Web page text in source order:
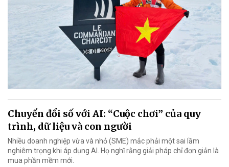
Chuyển đổi số với AI: “Cuộc chơi” của quy
trình, dữ liệu và con người
Nhiều doanh nghiệp vừa và nhỏ (SME) mắc phải một sai lầm
nghiêm trọng khi áp dụng AI. Họ nghĩ rằng giải pháp chỉ đơn giản là
mua phần mềm mới.